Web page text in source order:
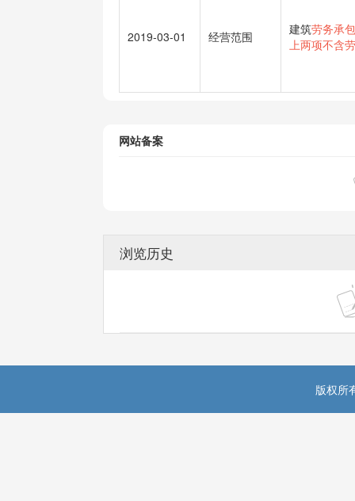
2019-03-01 经营范围 建筑劳务承包
上两项不含
网站备案
浏览历史
版权所